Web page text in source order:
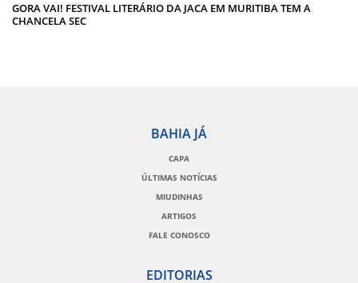
GORA VAI! FESTIVAL LITERÁRIO DA JACA EM MURITIBA TEM A
CHANCELA SEC
BAHIA JÁ
CAPA
ÚLTIMAS NOTÍCIAS
MIUDINHAS
ARTIGOS
FALE CONOSCO
EDITORIAS